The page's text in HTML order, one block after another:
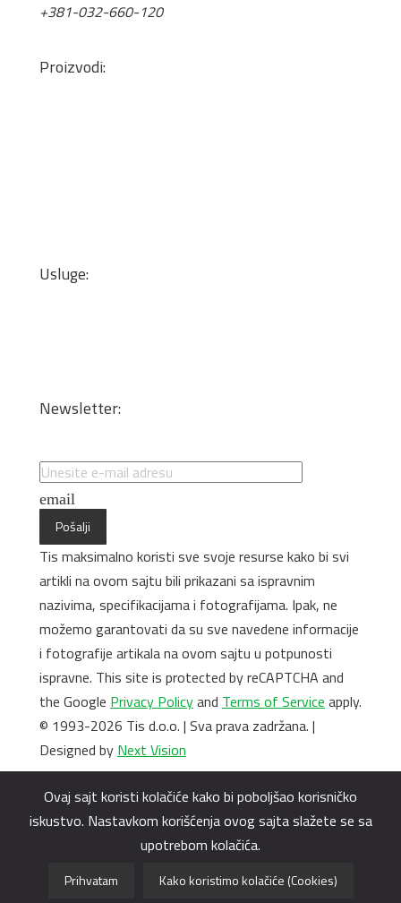
+381-032-660-120
Proizvodi:
Usluge:
Newsletter:
email
Pošalji
Tis maksimalno koristi sve svoje resurse kako bi svi
artikli na ovom sajtu bili prikazani sa ispravnim
nazivima, specifikacijama i fotografijama. Ipak, ne
možemo garantovati da su sve navedene informacije
i fotografije artikala na ovom sajtu u potpunosti
ispravne. This site is protected by reCAPTCHA and
the Google Privacy Policyand Terms of Service apply.
© 1993-2026 Tis d.o.o. | Sva prava zadržana. |
Designed by Next Vision
Ovaj sajt koristi kolačiće kako bi poboljšao korisničko
iskustvo. Nastavkom korišćenja ovog sajta slažete se sa
upotrebom kolačića.
Prihvatam Kako koristimo kolačiće (Cookies)